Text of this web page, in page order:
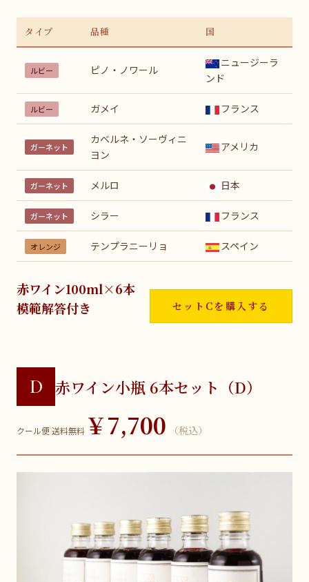
タイプ 品種 国
ルビー ピノ・ノワール
ニュージーラ
ンド
ルビー ガメイ フランス
ガーネット
カベルネ・ソーヴィニ
ヨン
アメリカ
ガーネット メルロ 日本
ガーネット シラー フランス
オレンジ テンプラニーリョ スペイン
赤ワイン100ml×6本
模範解答付き
セットCを購入する
D 赤ワイン小瓶 6本セット（D）
クール便 送料無料 ￥7,700 （税込）